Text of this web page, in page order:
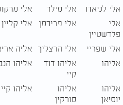
אלי לניאדו אלי מילר
אלי
אלי
פלדשטיין
אלי פרידמן אלי קליין
אלי שפריי אלי הרצליך אליה
אליהו
אליהו דוד
קיי
אליהו
אליהו
יוסיאן
אליהו
סורקין
אליהו